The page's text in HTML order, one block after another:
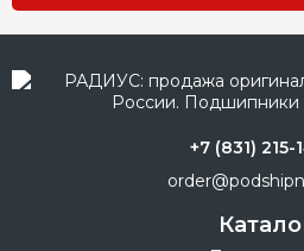
+7 (831) 215-